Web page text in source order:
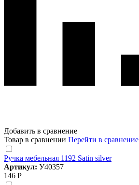
Добавить в сравнение
Товар в сравнении Перейти в сравнение
Ручка мебельная 1192 Satin silver
Артикул: У40357
146 Р